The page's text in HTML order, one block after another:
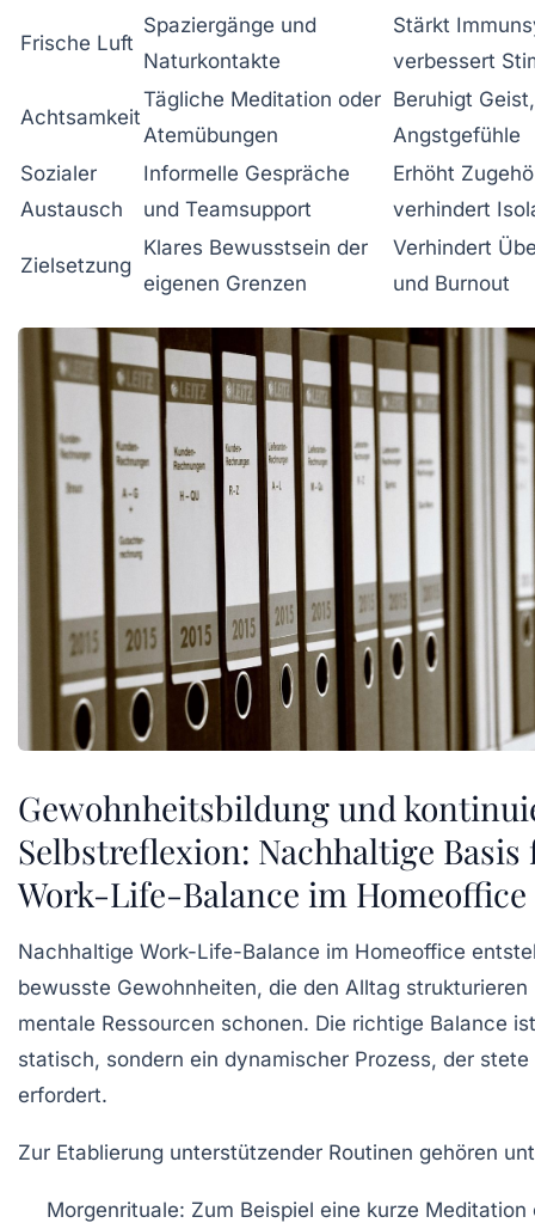
Frische Luft
Spaziergänge und
Naturkontakte
Stärkt
verbessert
Achtsamkeit
Tägliche Meditation oder
Atemübungen
Beruhigt
Angstgefühle
Sozialer
Austausch
Informelle Gespräche
und Teamsupport
Erhöht
verhindert
Zielsetzung
Klares Bewusstsein der
eigenen Grenzen
Verhindert
und Burnout
Gewohnheitsbildung und
Selbstreflexion: Nachhaltige Basis
Work-Life-Balance im Homeoffice
Nachhaltige Work-Life-Balance im Homeoffice
bewusste Gewohnheiten, die den Alltag strukturieren
mentale Ressourcen schonen. Die richtige Balance
statisch, sondern ein dynamischer Prozess, der stete
erfordert.
Zur Etablierung unterstützender Routinen gehören
Morgenrituale: Zum Beispiel eine kurze Meditation